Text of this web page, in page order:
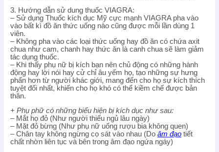
3. Hướng dẫn sử dung thuốc VIAGRA:
– Sử dụng Thuốc kích dục Mỹ cực mạnh VIAGRA pha vào
vào bất kì đồ ăn thức uống nào cũng được mỗi lần dùng 1
viên.
– Không pha vào các loại thức uống hay đồ ăn có chứa axit
chua như cam, chanh hay thức ăn là canh chua sẽ làm giảm
tác dụng thuốc.
– Khi thấy phụ nữ bị kích bạn nên chủ động có những hành
động hay lời nói hay cử chỉ âu yếm họ, tạo những sự hưng
phấn hơn từ người khác giới, mang đến cho họ sự kích thích
tuyệt đối nhất, khiến cho họ khó có thể kiềm chế được bản
thân.
+ Phụ phữ có những biểu hiện bị kích dục như sau:
– Mắt họ đỏ (Như người thiếu ngủ lâu ngày)
– Mặt đỏ bừng (Như phụ nữ uống rượu bia không quen)
– Chân tay không ngừng cọ sát vào nhau (Do âm đạo tiết
chất nhờn liên tục và bên trong âm đạo ngứa ngáy)